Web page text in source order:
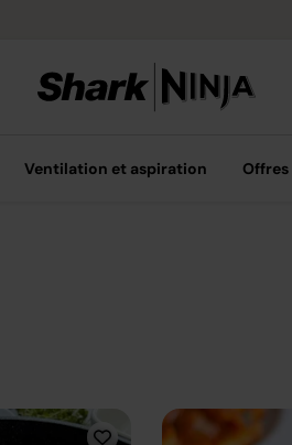
Ventilation et aspiration Offres